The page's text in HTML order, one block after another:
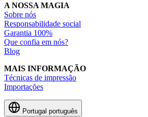
A NOSSA MAGIA
Sobre nós
Responsabilidade social
Garantia 100%
Que confia em nós?
Blog
MAIS INFORMAÇÃO
Técnicas de impressão
Importações
Portugal português